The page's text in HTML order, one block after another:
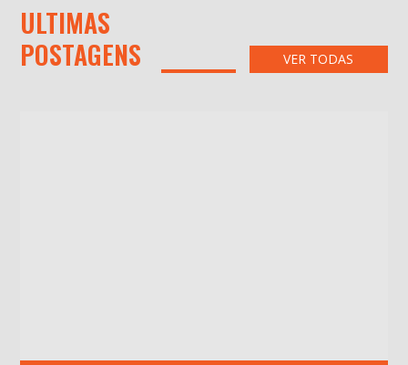
ULTIMAS
POSTAGENS
VER TODAS